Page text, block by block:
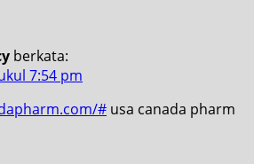
berkata:
7:54 pm
# usa canada pharm